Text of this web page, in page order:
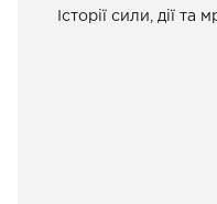
Історії сили, дії та